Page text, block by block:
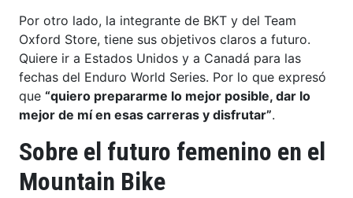
Por otro lado, la integrante de BKT y del Team
Oxford Store, tiene sus objetivos claros a futuro.
Quiere ir a Estados Unidos y a Canadá para las
fechas del Enduro World Series. Por lo que expresó
que “quiero prepararme lo mejor posible, dar lo
mejor de mí en esas carreras y disfrutar”.
Sobre el futuro femenino en el
Mountain Bike